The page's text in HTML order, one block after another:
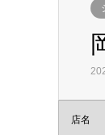
店名